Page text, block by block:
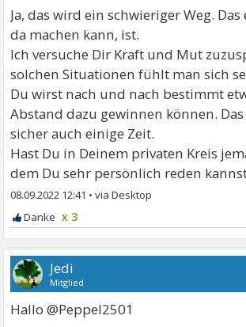
Ja, das wird ein schwieriger Weg. Das
da machen kann, ist.
Ich versuche Dir Kraft und Mut
solchen Situationen fühlt man sich
Du wirst nach und nach bestimmt
Abstand dazu gewinnen können.
sicher auch einige Zeit.
Hast Du in Deinem privaten Kreis
dem Du sehr persönlich reden
08.09.2022 12:41 •
x 3
Jedi
Mitglied
Hallo @Peppel2501